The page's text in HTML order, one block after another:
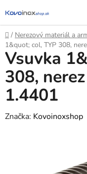
na
obsah
Domov
/ Nerezový materiál a
1&quot; col, TYP 308,
Vsuvka
308,
1.4401
Značka: Kovoinoxshop